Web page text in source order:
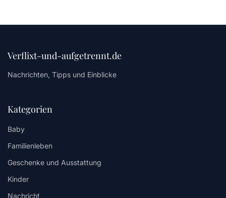
Verflixt-und-aufgetrennt.de
Nachrichten, Tipps und Einblicke
Kategorien
Baby
Familienleben
Geschenke und Ausstattung
Kinder
Nachricht